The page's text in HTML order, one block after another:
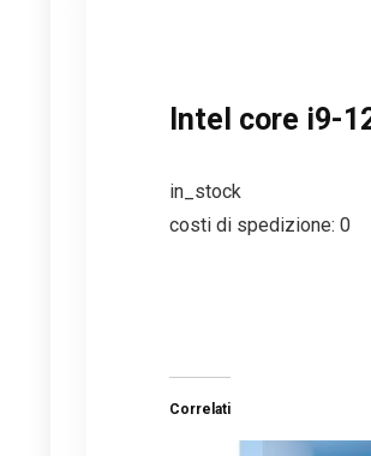
Intel core i9-
in_stock
costi di spedizione: 0
Correlati